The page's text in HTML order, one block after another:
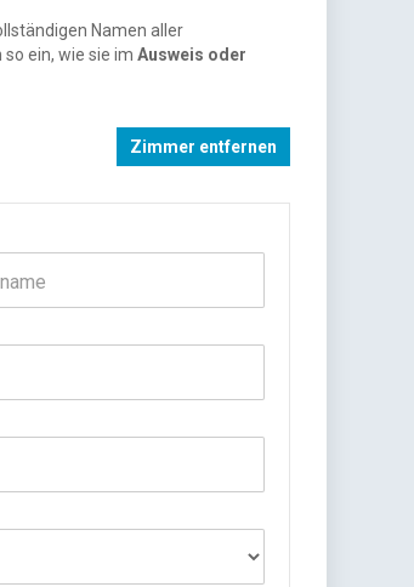
Namen aller
so ein, wie sie imAusweis oder
Zimmer entfernen